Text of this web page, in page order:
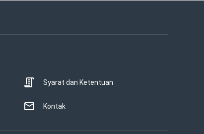
Syarat dan Ketentuan
Kontak